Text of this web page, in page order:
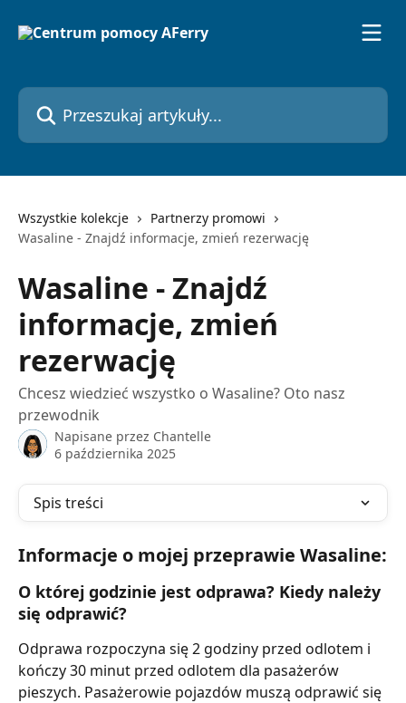
Przeszukaj artykuły...
Wszystkie kolekcje
Partnerzy promowi
Wasaline - Znajdź informacje, zmień rezerwację
Wasaline - Znajdź
informacje, zmień
rezerwację
Chcesz wiedzieć wszystko o Wasaline? Oto nasz
przewodnik
Napisane przez Chantelle
6 października 2025
Spis treści
Informacje o mojej przeprawie Wasaline:
O której godzinie jest odprawa? Kiedy należy
się odprawić?
Odprawa rozpoczyna się 2 godziny przed odlotem i
kończy 30 minut przed odlotem dla pasażerów
pieszych. Pasażerowie pojazdów muszą odprawić się